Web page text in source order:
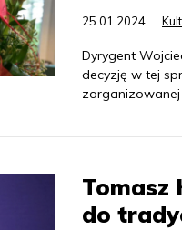
25.01.2024
Dyrygent
decyzję w tej
zorganizowanej
Tomasz
do